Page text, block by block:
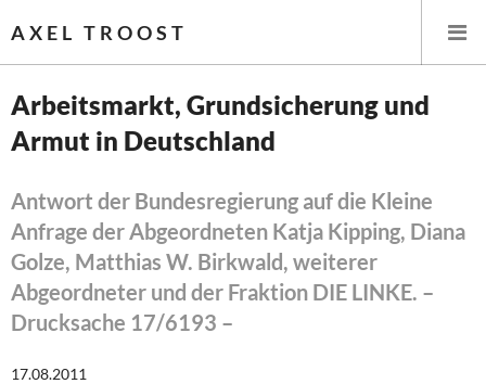
AXEL TROOST
Startseite
Themen
Leitlinien linker Wirtschafts- und Finanzpolitik
Wirtschaftspolitik
Arbeitsmarkt, Grundsicherung und
Armut in Deutschland
Antwort der Bundesregierung auf die Kleine
Anfrage der Abgeordneten Katja Kipping, Diana
Golze, Matthias W. Birkwald, weiterer
Abgeordneter und der Fraktion DIE LINKE. –
Drucksache 17/6193 –
17.08.2011